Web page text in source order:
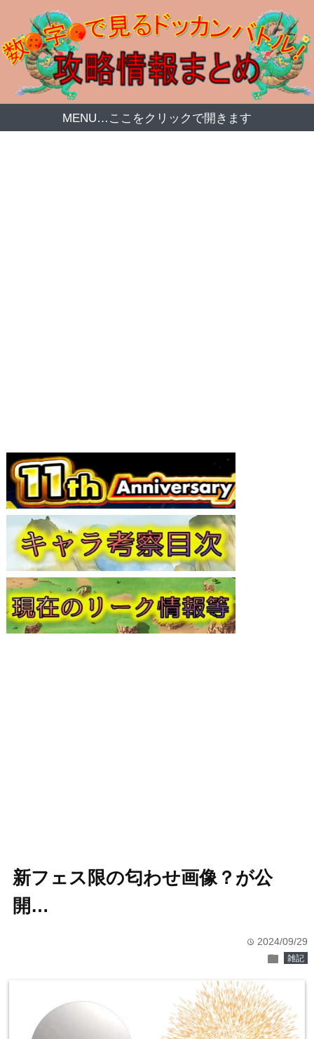
MENU…ここをクリックで開きます
新フェス限の匂わせ画像？が公
開…
time 2024/09/29
folder 雑記